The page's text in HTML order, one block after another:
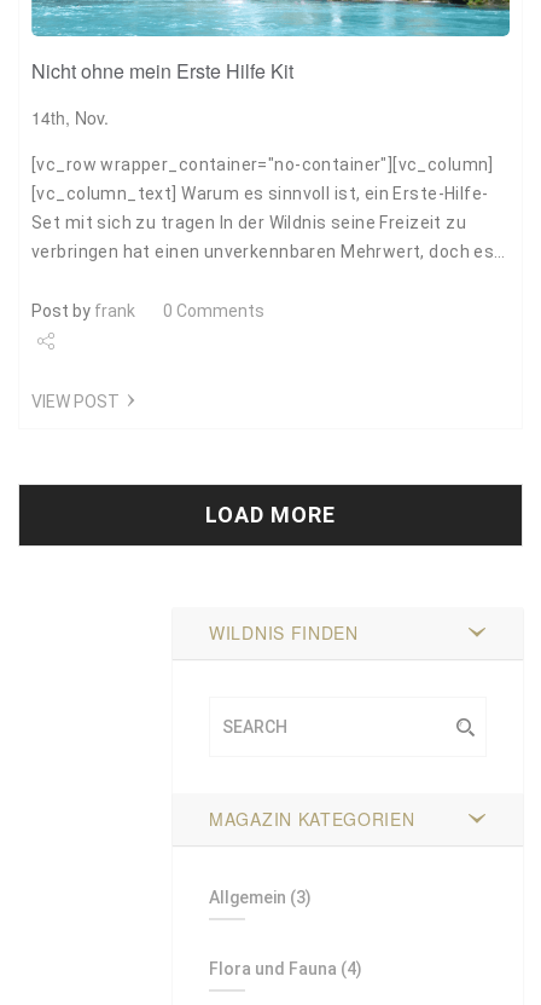
Nicht ohne mein Erste Hilfe Kit
14th, Nov.
[vc_row wrapper_container="no-container"][vc_column]
[vc_column_text] Warum es sinnvoll ist, ein Erste-Hilfe-
Set mit sich zu tragen In der Wildnis seine Freizeit zu
verbringen hat einen unverkennbaren Mehrwert, doch es…
Post by frank 0 Comments
VIEW POST
LOAD MORE
WILDNIS FINDEN
MAGAZIN KATEGORIEN
Allgemein (3)
Flora und Fauna (4)